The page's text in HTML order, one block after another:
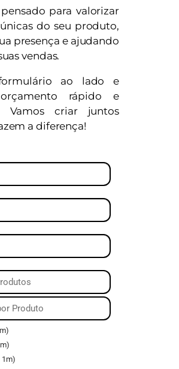
para valorizar
do seu produto,
presença e ajudando
vendas.
ao lado e
rápido e
Vamos criar juntos
a diferença!
1m)